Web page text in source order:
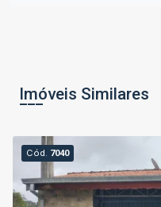
Imóveis Similares
Cód. 7040